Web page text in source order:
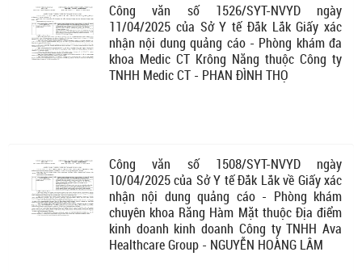
Công văn số 1526/SYT-NVYD ngày
11/04/2025 của Sở Y tế Đắk Lắk Giấy xác
nhận nội dung quảng cáo - Phòng khám đa
khoa Medic CT Krông Năng thuộc Công ty
TNHH Medic CT - PHAN ĐÌNH THỌ
Công văn số 1508/SYT-NVYD ngày
10/04/2025 của Sở Y tế Đắk Lắk về Giấy xác
nhận nội dung quảng cáo - Phòng khám
chuyên khoa Răng Hàm Mặt thuộc Địa điểm
kinh doanh kinh doanh Công ty TNHH Ava
Healthcare Group - NGUYỄN HOÀNG LÂM